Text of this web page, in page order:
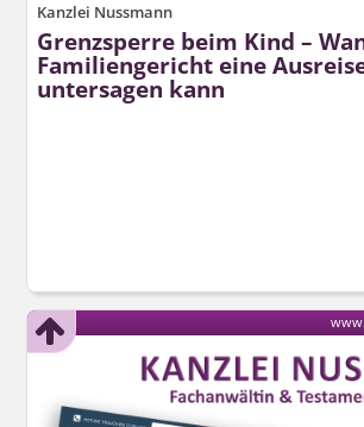
Kanzlei Nussmann
Grenzsperre beim Kind –
Familiengericht eine
untersagen kann